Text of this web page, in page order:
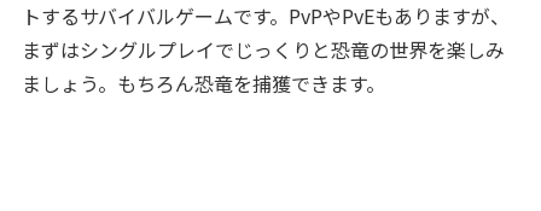
トするサバイバルゲームです。PvPやPvEもありますが、
まずはシングルプレイでじっくりと恐竜の世界を楽しみ
ましょう。もちろん恐竜を捕獲できます。